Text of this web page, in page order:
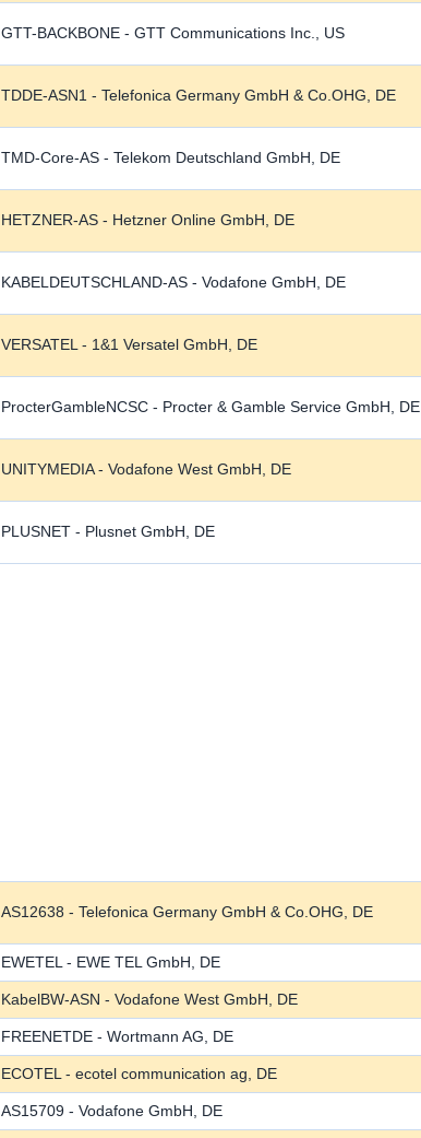
GTT-BACKBONE - GTT Communications Inc., US
TDDE-ASN1 - Telefonica Germany GmbH & Co.OHG, DE
TMD-Core-AS - Telekom Deutschland GmbH, DE
HETZNER-AS - Hetzner Online GmbH, DE
KABELDEUTSCHLAND-AS - Vodafone GmbH, DE
VERSATEL - 1&1 Versatel GmbH, DE
ProcterGambleNCSC - Procter & Gamble Service GmbH, DE
UNITYMEDIA - Vodafone West GmbH, DE
PLUSNET - Plusnet GmbH, DE
AS12638 - Telefonica Germany GmbH & Co.OHG, DE
EWETEL - EWE TEL GmbH, DE
KabelBW-ASN - Vodafone West GmbH, DE
FREENETDE - Wortmann AG, DE
ECOTEL - ecotel communication ag, DE
AS15709 - Vodafone GmbH, DE